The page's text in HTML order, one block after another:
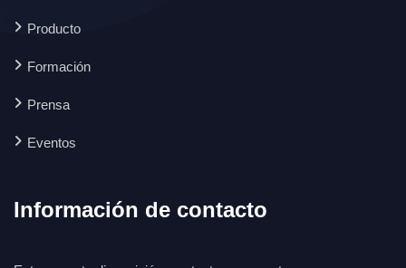
Producto
Formación
Prensa
Eventos
Información de contacto